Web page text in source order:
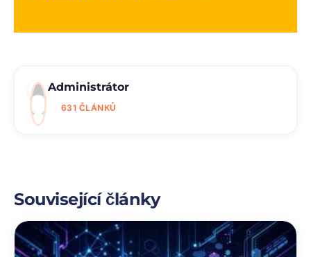
Administrátor
631 ČLÁNKŮ
Související články